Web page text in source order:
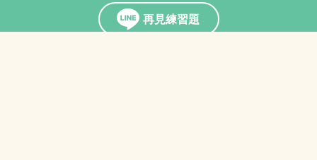
再見練習題